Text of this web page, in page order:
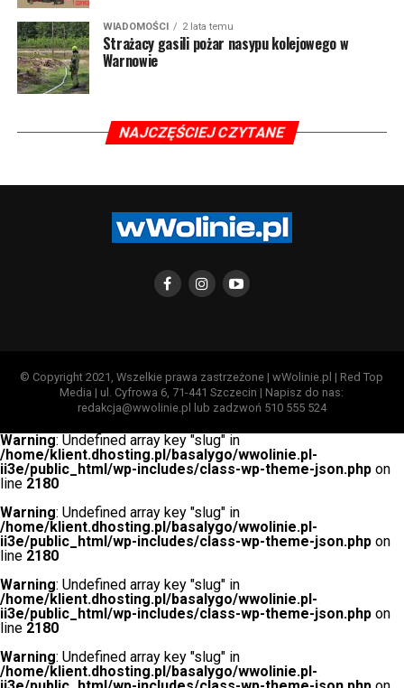
WIADOMOŚCI 2 lata temu
Strażacy gasili pożar nasypu kolejowego w
Warnowie
NAJCZĘŚCIEJ CZYTANE
© Copyright 2021, Wszelkie prawa zastrzeżone | wWolinie.pl | Red Top
Media | ul. Cyfrowa 6, 71-441 Szczecin | Napisz do nas:
redakcja@wwolinie.pl lub zadzwoń 510 555 524
Warning: Undefined array key "slug" in
/home/klient.dhosting.pl/basalygo/wwolinie.pl-
ii3e/public_html/wp-includes/class-wp-theme-json.php on
line 2180
Warning: Undefined array key "slug" in
/home/klient.dhosting.pl/basalygo/wwolinie.pl-
ii3e/public_html/wp-includes/class-wp-theme-json.php on
line 2180
Warning: Undefined array key "slug" in
/home/klient.dhosting.pl/basalygo/wwolinie.pl-
ii3e/public_html/wp-includes/class-wp-theme-json.php on
line 2180
Warning: Undefined array key "slug" in
/home/klient.dhosting.pl/basalygo/wwolinie.pl-